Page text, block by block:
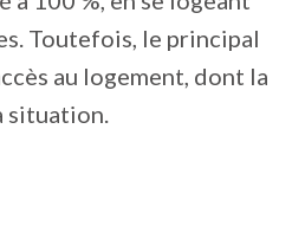
Toutefois, le principal
au logement, dont la
situation.